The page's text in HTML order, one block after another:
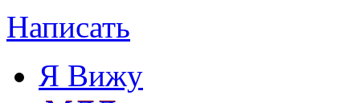
Написать
Я Вижу